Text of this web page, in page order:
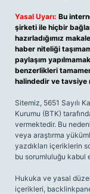
Yasal Uyarı: Bu
şirketi ile hiçbir
hazırladığımız
haber niteliği
paylaşım
benzerlikleri
halindedir ve tavsiye
Sitemiz, 5651 Sayılı
Kurumu (BTK)
vermektedir. Bu
veya araştırma
yazdıkları içeriklerin
bu sorumluluğu kabul
Hukuka ve yasal
içerikleri,